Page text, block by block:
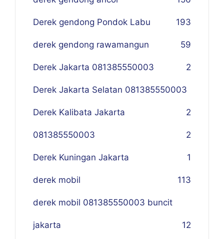
Derek gendong Pondok Labu 193
derek gendong rawamangun 59
Derek Jakarta 081385550003 2
Derek Jakarta Selatan 081385550003
2
Derek Kalibata Jakarta
081385550003 2
Derek Kuningan Jakarta 1
derek mobil 113
derek mobil 081385550003 buncit
jakarta 12